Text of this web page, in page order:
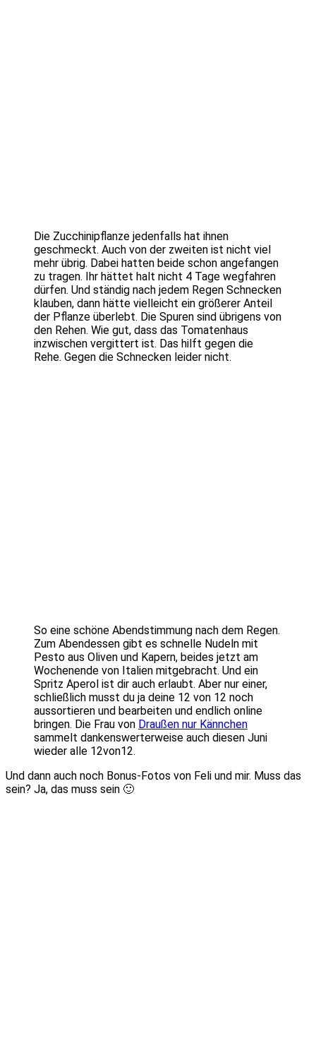
Die Zucchinipflanze jedenfalls hat ihnen
geschmeckt. Auch von der zweiten ist nicht viel
mehr übrig. Dabei hatten beide schon angefangen
zu tragen. Ihr hättet halt nicht 4 Tage wegfahren
dürfen. Und ständig nach jedem Regen Schnecken
klauben, dann hätte vielleicht ein größerer Anteil
der Pflanze überlebt. Die Spuren sind übrigens von
den Rehen. Wie gut, dass das Tomatenhaus
inzwischen vergittert ist. Das hilft gegen die
Rehe. Gegen die Schnecken leider nicht.
So eine schöne Abendstimmung nach dem Regen.
Zum Abendessen gibt es schnelle Nudeln mit
Pesto aus Oliven und Kapern, beides jetzt am
Wochenende von Italien mitgebracht. Und ein
Spritz Aperol ist dir auch erlaubt. Aber nur einer,
schließlich musst du ja deine 12 von 12 noch
aussortieren und bearbeiten und endlich online
bringen. Die Frau von Draußen nur Kännchen
sammelt dankenswerterweise auch diesen Juni
wieder alle 12von12.
Und dann auch noch Bonus-Fotos von Feli und mir. Muss das
sein? Ja, das muss sein 🙂